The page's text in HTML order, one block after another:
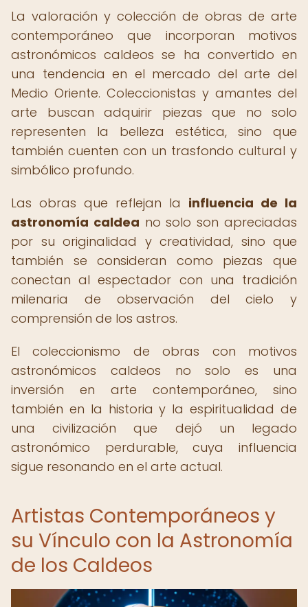
La valoración y colección de obras de arte
contemporáneo que incorporan motivos
astronómicos caldeos se ha convertido en
una tendencia en el mercado del arte del
Medio Oriente. Coleccionistas y amantes del
arte buscan adquirir piezas que no solo
representen la belleza estética, sino que
también cuenten con un trasfondo cultural y
simbólico profundo.
Las obras que reflejan la influencia de la
astronomía caldea no solo son apreciadas
por su originalidad y creatividad, sino que
también se consideran como piezas que
conectan al espectador con una tradición
milenaria de observación del cielo y
comprensión de los astros.
El coleccionismo de obras con motivos
astronómicos caldeos no solo es una
inversión en arte contemporáneo, sino
también en la historia y la espiritualidad de
una civilización que dejó un legado
astronómico perdurable, cuya influencia
sigue resonando en el arte actual.
Artistas Contemporáneos y
su Vínculo con la Astronomía
de los Caldeos